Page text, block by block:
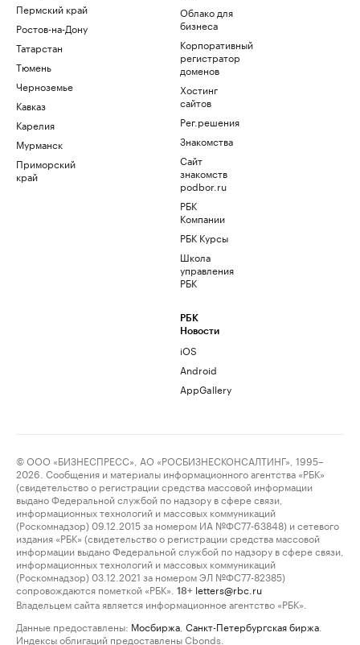
Пермский край
Ростов-на-Дону
Татарстан
Тюмень
Черноземье
Кавказ
Карелия
Мурманск
Приморский
край
Облако для
бизнеса
Корпоративный
регистратор
доменов
Хостинг
сайтов
Рег.решения
Знакомства
Сайт
знакомств
podbor.ru
РБК
Компании
РБК Курсы
Школа
управления
РБК
РБК
Новости
iOS
Android
AppGallery
© ООО «БИЗНЕСПРЕСС», АО «РОСБИЗНЕСКОНСАЛТИНГ», 1995–
2026. Сообщения и материалы информационного агентства «РБК»
(свидетельство о регистрации средства массовой информации
выдано Федеральной службой по надзору в сфере связи,
информационных технологий и массовых коммуникаций
(Роскомнадзор) 09.12.2015 за номером ИА №ФС77-63848) и сетевого
издания «РБК» (свидетельство о регистрации средства массовой
информации выдано Федеральной службой по надзору в сфере связи,
информационных технологий и массовых коммуникаций
(Роскомнадзор) 03.12.2021 за номером ЭЛ №ФС77-82385)
сопровождаются пометкой «РБК».
18+ letters@rbc.ru
Владельцем сайта является информационное агентство «РБК».
Данные предоставлены: Мосбиржа Санкт-Петербургская биржа
Индексы облигаций предоставлены Cbonds.